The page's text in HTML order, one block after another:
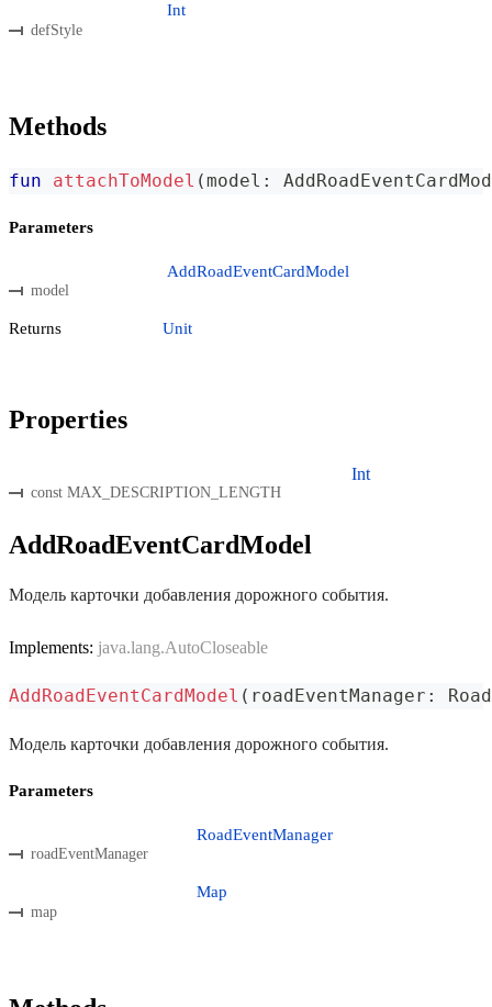
defStyle
Int
Methods
fun attachToModel (model :
Parameters
model
AddRoadEventCardModel
Returns Unit
Properties
const MAX_DESCRIPTION_LENGTH
Int
AddRoadEventCardModel
Модель карточки добавления дорожного события.
Implements: java.lang.AutoCloseable
AddRoadEventCardModel ( roadEventManager :
Модель карточки добавления дорожного события.
Parameters
roadEventManager
RoadEventManager
map
Map